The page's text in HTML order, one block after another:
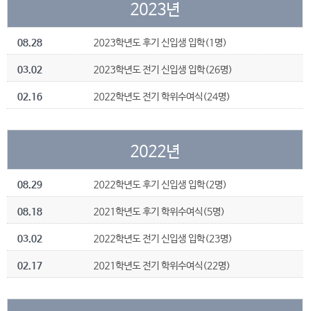
2023년
08.28 2023학년도 후기 신입생 입학(1명)
03.02 2023학년도 전기 신입생 입학(26명)
02.16 2022학년도 전기 학위수여식(24명)
2022년
08.29 2022학년도 후기 신입생 입학(2명)
08.18 2021학년도 후기 학위수여식(5명)
03.02 2022학년도 전기 신입생 입학(23명)
02.17 2021학년도 전기 학위수여식(22명)